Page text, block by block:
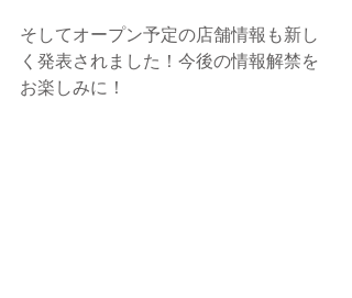
そしてオープン予定の店舗情報も新し
く発表されました！今後の情報解禁を
お楽しみに！